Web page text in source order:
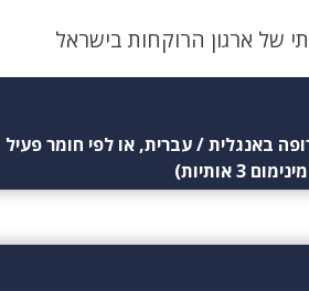
של ארגון הרוקחות בישראל
באנגלית / עברית, או לפי חומר פעיל
3 אותיות)